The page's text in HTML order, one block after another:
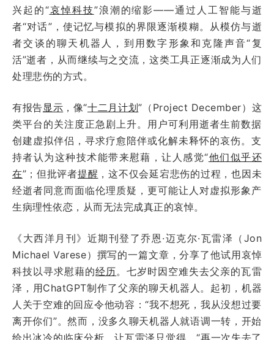
兴起的“哀悼科技”浪潮的缩影——通过人工智能与逝
者“对话”，使记忆与模拟的界限逐渐模糊。从模仿与逝
者交谈的聊天机器人，到用数字形象和克隆声音“复
活”逝者，从而继续与之交流，这类工具正逐渐成为人们
处理悲伤的方式。
有报告显示 ，像“十二月计划”（Project December）这
类平台的关注度正急剧上升。用户可利用逝者生前数据
创建虚拟伴侣，寻求疗愈陪伴或化解未释怀的哀伤。支
持者认为这种技术能带来慰藉，让人感觉“他们似乎还
在”；但批评者提醒 ，这不仅会延宕悲伤的过程，也因未
经逝者同意而面临伦理质疑，更可能让人对虚拟形象产
生病理性依恋，从而无法完成真正的哀悼。
《大西洋月刊》近期刊登了乔恩·迈克尔·瓦雷泽（Jon
Michael Varese）撰写的一篇文章，分享了他试用哀悼
科技以寻求慰藉的经历。七岁时因空难失去父亲的瓦雷
泽，用ChatGPT制作了父亲的聊天机器人。起初，机器
人关于空难的回应令他动容：“我不想死，我从没想过要
离开你们”。然而，没多久聊天机器人就语调一转，开始
给出冰冷的临床分析，让瓦雷泽只觉得，“再一次失去了